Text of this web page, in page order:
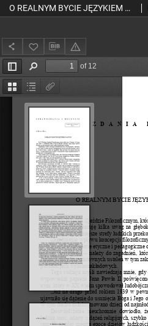
O REALNYM BYCIE JĘZYKIEM JASNYM W TROSCE O PRAWDĘ SPRAWOZDANIA I RECENZJE 1995